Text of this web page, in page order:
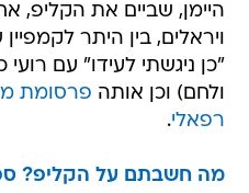
היימן, שביים את הקליפ,
ויראלים, בין היתר
"כן ניגשתי לעידו" עם
ולחם) וכן אותה פרסומת
רפאלי.
מה חשבתם על הקליפ?